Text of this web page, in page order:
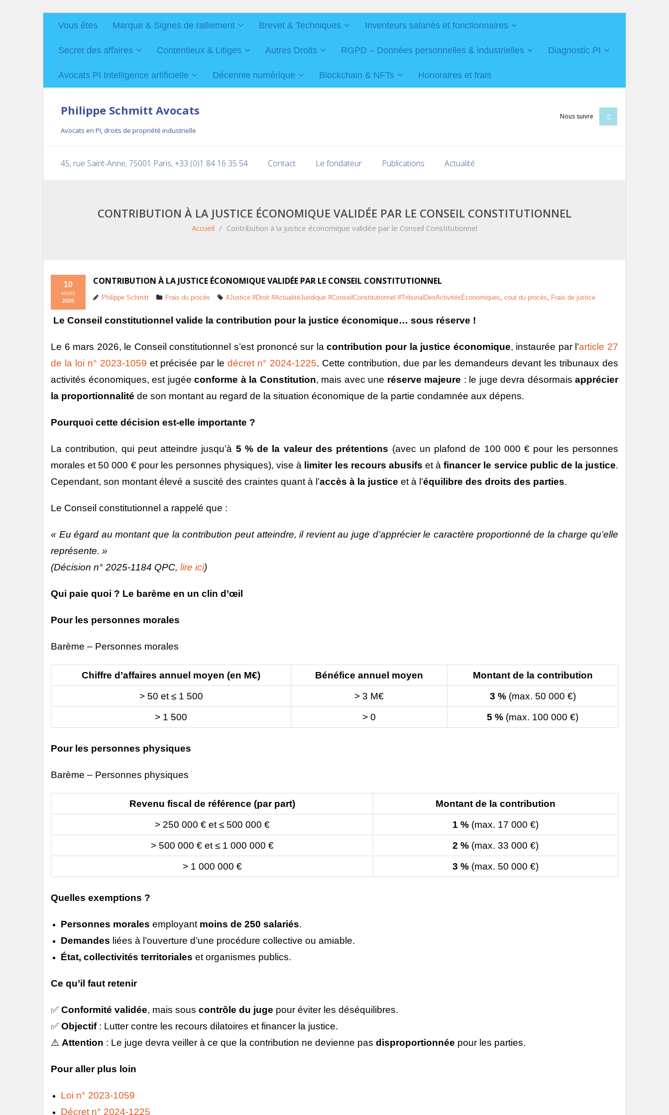
Vous êtes Marque & Signes de ralliement Brevet & Techniques Inventeurs salariés et fonctionnaires
Secret des affaires Contentieux & Litiges Autres Droits RGPD – Données personnelles & industrielles Diagnostic PI
Avocats PI Intelligence artificielle Décennie numérique Blockchain & NFTs Honoraires et frais
Philippe Schmitt Avocats
Avocats en PI, droits de propriété industrielle
Nous suivre
45, rue Saint-Anne, 75001 Paris, +33 (0)1 84 16 35 54 Contact Le fondateur Publications Actualité
CONTRIBUTION À LA JUSTICE ÉCONOMIQUE VALIDÉE PAR LE CONSEIL CONSTITUTIONNEL
Accueil / Contribution à la justice économique validée par le Conseil Constitutionnel
CONTRIBUTION À LA JUSTICE ÉCONOMIQUE VALIDÉE PAR LE CONSEIL CONSTITUTIONNEL
10
MARS
2026 Philippe Schmitt Frais du procès #Justice #Droit #ActualitéJuridique #ConseilConstitutionnel #TribunalDesActivitésÉconomiques, cout du procès, Frais de justice
Le Conseil constitutionnel valide la contribution pour la justice économique… sous réserve !
Le 6 mars 2026, le Conseil constitutionnel s’est prononcé sur lacontribution pour la justice économique, instaurée par l’article 27
de la loi n° 2023-1059 et précisée par ledécret n° 2024-1225. Cette contribution, due par les demandeurs devant les tribunaux des
activités économiques, est jugée conforme à la Constitution, mais avec une réserve majeure : le juge devra désormais apprécier
la proportionnalité de son montant au regard de la situation économique de la partie condamnée aux dépens.
Pourquoi cette décision est-elle importante ?
La contribution, qui peut atteindre jusqu’à 5 % de la valeur des prétentions (avec un plafond de 100 000 € pour les personnes
morales et 50 000 € pour les personnes physiques), vise à limiter les recours abusifs et àfinancer le service public de la justice.
Cependant, son montant élevé a suscité des craintes quant à l’accès à la justice et à l’équilibre des droits des parties.
Le Conseil constitutionnel a rappelé que :
« Eu égard au montant que la contribution peut atteindre, il revient au juge d’apprécier le caractère proportionné de la charge qu’elle
représente. »
(Décision n° 2025-1184 QPC, lire ici)
Qui paie quoi ? Le barème en un clin d’œil
Pour les personnes morales
Barème – Personnes morales
Chiffre d’affaires annuel moyen (en M€) Bénéfice annuel moyen
Montant de la contribution
> 50 et ≤ 1 500
> 3 M€ 3 %(max. 50 000 €)
> 1 500
> 0 5 % (max. 100 000 €)
Pour les personnes physiques
Barème – Personnes physiques
Revenu fiscal de référence (par part)
Montant de la contribution
> 250 000 € et ≤ 500 000 €
1 % (max. 17 000 €)
> 500 000 € et ≤ 1 000 000 €
2 % (max. 33 000 €)
> 1 000 000 €
3 % (max. 50 000 €)
Quelles exemptions ?
Personnes morales employant moins de 250 salariés.
Demandes liées à l’ouverture d’une procédure collective ou amiable.
État, collectivités territoriales et organismes publics.
Ce qu’il faut retenir
✅ Conformité validée, mais sous contrôle du juge pour éviter les déséquilibres.
✅ Objectif: Lutter contre les recours dilatoires et financer la justice.
⚠️ Attention : Le juge devra veiller à ce que la contribution ne devienne pas disproportionnée pour les parties.
Pour aller plus loin
Loi n° 2023-1059
Décret n° 2024-1225